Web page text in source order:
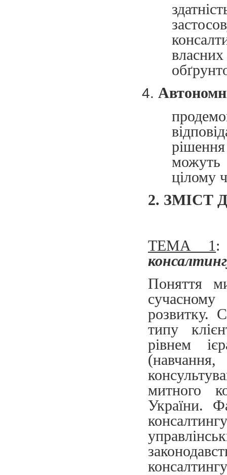
можуть
цілому
2. ЗМІСТ
ТЕМА 1
Поняття
розвитку.
типу
рівнем
митного
України.